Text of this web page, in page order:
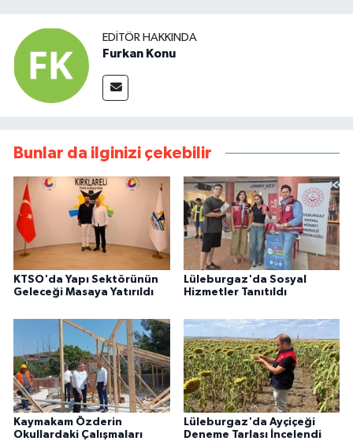
EDITÖR HAKKINDA
Furkan Konu
Bunlar da ilginizi çekebilir
KTSO'da Yapı Sektörünün
Geleceği Masaya Yatırıldı
Lüleburgaz'da Sosyal
Hizmetler Tanıtıldı
Kaymakam Özderin
Okullardaki Çalışmaları
Lüleburgaz'da Ayçiçeği
Deneme Tarlası İncelendi